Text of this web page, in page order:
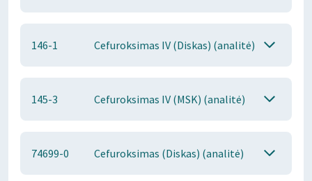
146-1 Cefuroksimas IV (Diskas) (analitė)
145-3 Cefuroksimas IV (MSK) (analitė)
74699-0 Cefuroksimas (Diskas) (analitė)